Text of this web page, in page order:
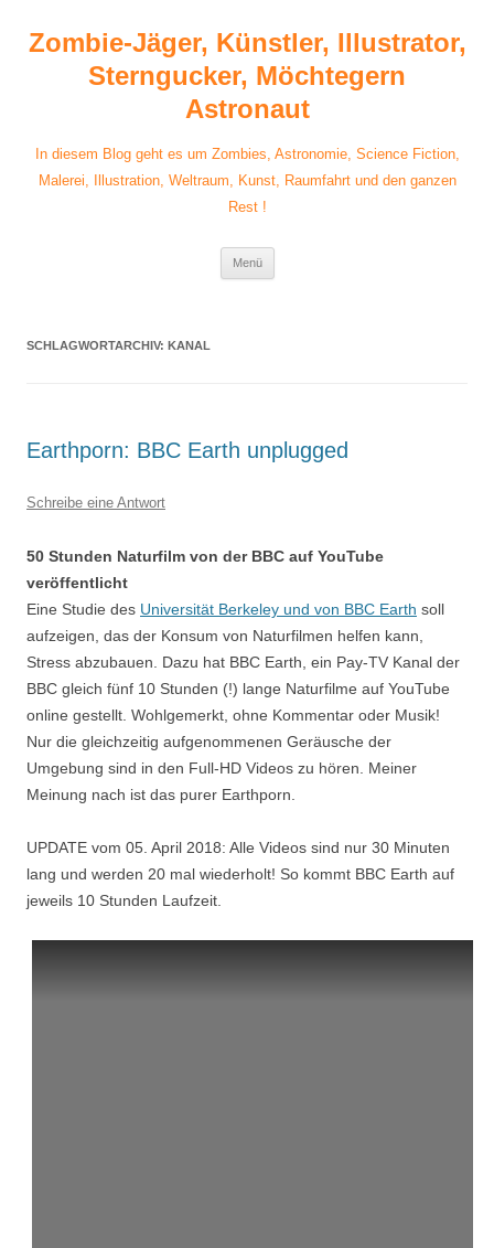
springen
Zombie-Jäger, Künstler, Illustrator,
Sterngucker, Möchtegern
Astronaut
In diesem Blog geht es um Zombies, Astronomie, Science Fiction,
Malerei, Illustration, Weltraum, Kunst, Raumfahrt und den ganzen
Rest !
Menü
SCHLAGWORTARCHIV: KANAL
Earthporn: BBC Earth unplugged
Schreibe eine Antwort
50 Stunden Naturfilm von der BBC auf YouTube
veröffentlicht
Eine Studie des Universität Berkeley und von BBC Earth soll
aufzeigen, das der Konsum von Naturfilmen helfen kann,
Stress abzubauen. Dazu hat BBC Earth, ein Pay-TV Kanal der
BBC gleich fünf 10 Stunden (!) lange Naturfilme auf YouTube
online gestellt. Wohlgemerkt, ohne Kommentar oder Musik!
Nur die gleichzeitig aufgenommenen Geräusche der
Umgebung sind in den Full-HD Videos zu hören. Meiner
Meinung nach ist das purer Earthporn.
UPDATE vom 05. April 2018: Alle Videos sind nur 30 Minuten
lang und werden 20 mal wiederholt! So kommt BBC Earth auf
jeweils 10 Stunden Laufzeit.